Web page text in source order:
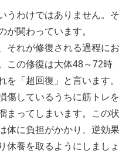
うわけではありません。そ
が関わっています。
それが修復される過程にお
この修復は大体48～72時
を「超回復」と言います。
傷しているうちに筋トレを
まってしまいます。この状
体に負担がかかり、逆効果
休養を取るようにしましょ